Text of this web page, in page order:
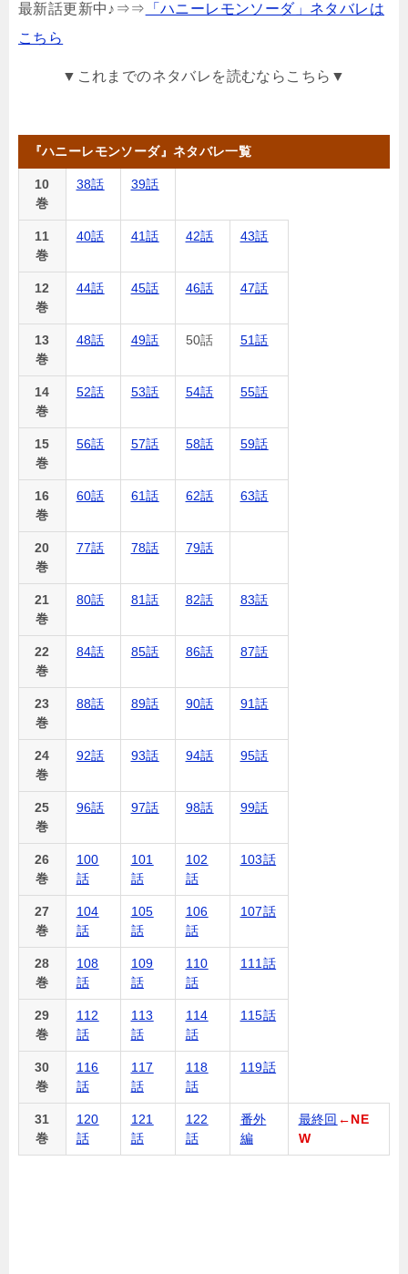
最新話更新中♪⇒⇒ 「ハニーレモンソーダ」ネタバレは
こちら
▼これまでのネタバレを読むならこちら▼
『ハニーレモンソーダ』ネタバレ一覧
10
巻
38話 39話
11
巻
40話 41話 42話 43話
12
巻
44話 45話 46話 47話
13
巻
48話 49話 50話 51話
14
巻
52話 53話 54話 55話
15
巻
56話 57話 58話 59話
16
巻
60話 61話 62話 63話
20
巻
77話 78話 79話
21
巻
80話 81話 82話 83話
22
巻
84話 85話 86話 87話
23
巻
88話 89話 90話 91話
24
巻
92話 93話 94話 95話
25
巻
96話 97話 98話 99話
26
巻
100
話
101
話
102
話
103話
27
巻
104
話
105
話
106
話
107話
28
巻
108
話
109
話
110
話
111話
29
巻
112
話
113
話
114
話
115話
30
巻
116
話
117
話
118
話
119話
31
巻
120
話
121
話
122
話
番外
編
最終回 ←NE
W